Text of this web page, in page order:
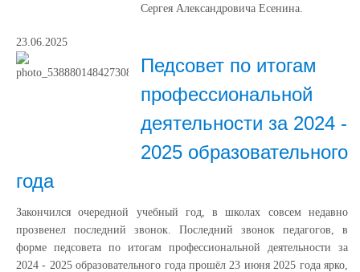
Сергея Александровича Есенина.
23.06.2025
Педсовет по итогам
профессиональной
деятельности за 2024 -
2025 образовательного
года
Закончился очередной учебный год, в школах совсем недавно
прозвенел последний звонок. Последний звонок педагогов, в
форме педсовета по итогам профессиональной деятельности за
2024 - 2025 образовательного года прошёл 23 июня 2025 года ярко,